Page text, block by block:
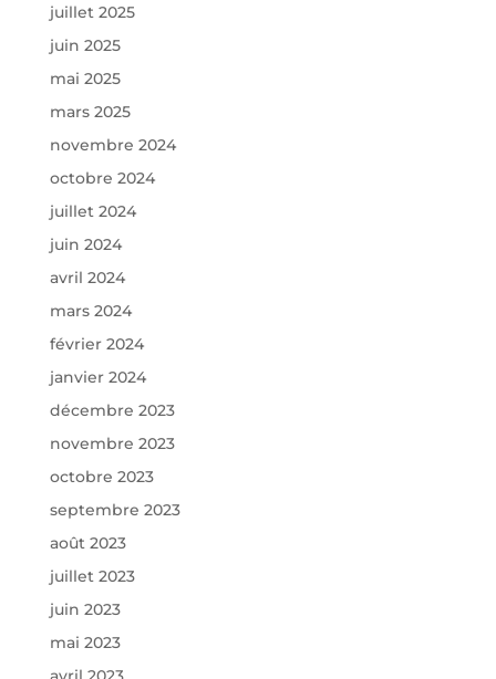
juillet 2025
juin 2025
mai 2025
mars 2025
novembre 2024
octobre 2024
juillet 2024
juin 2024
avril 2024
mars 2024
février 2024
janvier 2024
décembre 2023
novembre 2023
octobre 2023
septembre 2023
août 2023
juillet 2023
juin 2023
mai 2023